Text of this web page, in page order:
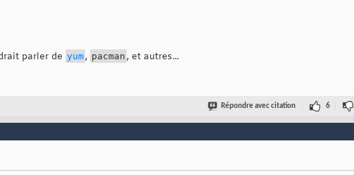
parler de yum, pacman , et autres...
Répondre avec citation 6